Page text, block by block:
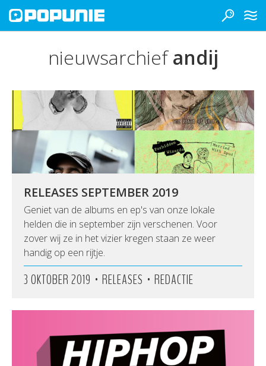
nieuwsarchiefandij
RELEASES SEPTEMBER 2019
Geniet van de albums en ep's van onze lokale
helden die in september zijn verschenen. Voor
zover wij ze in het vizier kregen staan ze weer
handig op een rijtje.
3 OKTOBER 2019 • RELEASES • REDACTIE